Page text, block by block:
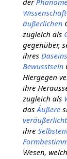
äußerlichen
zugleich als
gegenüber,
ihres Daseins
Bewusstsein
Hiergegen
ihre
zugleich als
das Äußere
ihre
Wesen,